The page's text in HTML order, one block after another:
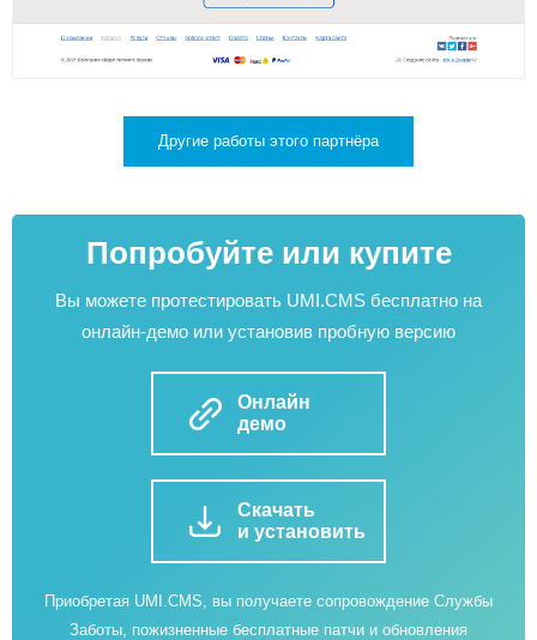
Другие работы этого партнёра
Попробуйте или купите
Вы можете протестировать UMI.CMS бесплатно на
онлайн-демо или установив пробную версию
Онлайн
демо
Скачать
и установить
Приобретая UMI.CMS, вы получаете сопровождение Службы
Заботы, пожизненные бесплатные патчи и обновления